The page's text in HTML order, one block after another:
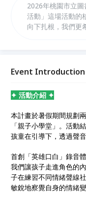
2026年桃園市立
活動」這場活動的
向下扎根，我們更
帶領孩子學習當遇
透過掌中藝術，把
Event Introduction
✦ 活動介紹 ✦
本計畫於暑假期間規劃
「親子小學堂」。活動
孩童在引導下，透過聲
首創「英雄口白」錄音體
我們讓孩子走進角色的
子在練習不同情緒聲線
敏銳地察覺自身的情緒